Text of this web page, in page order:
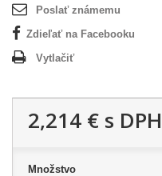
Poslať známemu
Zdieľať na Facebooku
Vytlačiť
2,214 € s DPH
Množstvo